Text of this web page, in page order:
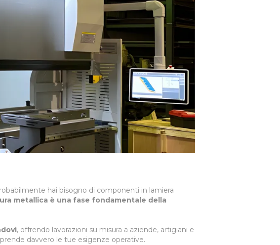
hai bisogno di componenti in lamiera
metallica è una fase fondamentale della
, offrendo lavorazioni su misura a aziende, artigiani e
davvero le tue esigenze operative.